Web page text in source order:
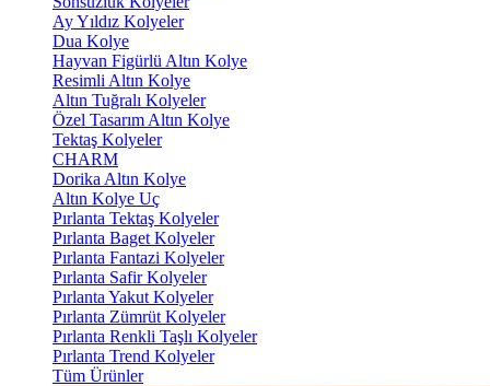
Ay Yıldız Kolyeler
Dua Kolye
Hayvan Figürlü Altın Kolye
Resimli Altın Kolye
Altın Tuğralı Kolyeler
Özel Tasarım Altın Kolye
Tektaş Kolyeler
CHARM
Dorika Altın Kolye
Altın Kolye Uç
Pırlanta Tektaş Kolyeler
Pırlanta Baget Kolyeler
Pırlanta Fantazi Kolyeler
Pırlanta Safir Kolyeler
Pırlanta Yakut Kolyeler
Pırlanta Zümrüt Kolyeler
Pırlanta Renkli Taşlı Kolyeler
Pırlanta Trend Kolyeler
Tüm Ürünler